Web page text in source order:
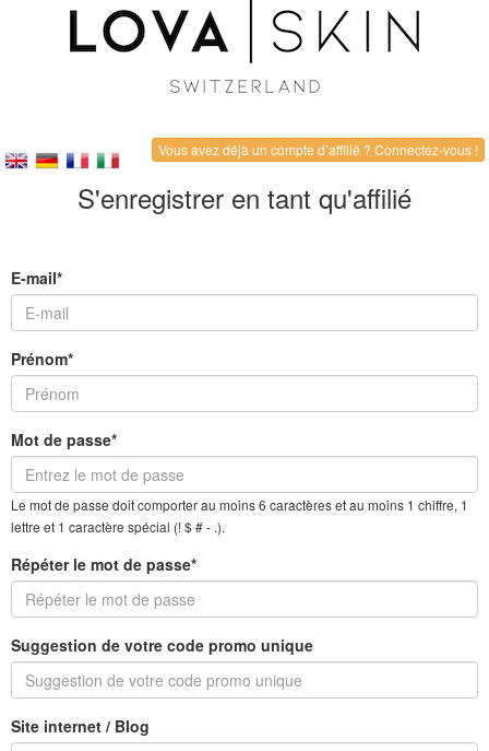
Vous avez déjà un compte d’affilié ? Connectez-vous !
S'enregistrer en tant qu'affilié
E-mail*
Prénom*
Mot de passe*
Le mot de passe doit comporter au moins 6 caractères et au moins 1 chiffre, 1
lettre et 1 caractère spécial (! $ # - .).
Répéter le mot de passe*
Suggestion de votre code promo unique
Site internet / Blog